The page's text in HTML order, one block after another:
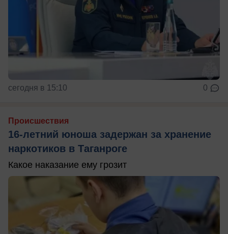
сегодня в 15:10 0
Происшествия
16-летний юноша задержан за хранение
наркотиков в Таганроге
Какое наказание ему грозит